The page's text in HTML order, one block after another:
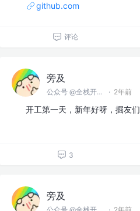
github.com
评论
旁及
公众号 @全栈开发师 · 2年前
开工第一天，新年好呀，掘友们
3
旁及